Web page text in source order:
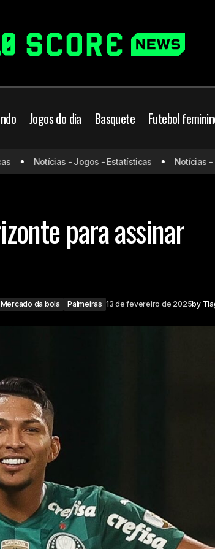
Jogos do dia Basquete Futebol
Futebol Brasileiro
Rony viaja para Belo
com o Atlético-MG
Notícias - Jogos - Estatísticas Notícias -
para assinar
Mercado da bola Palmeiras 13 de fevereiro de 2025by